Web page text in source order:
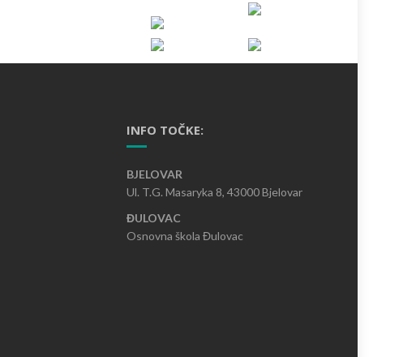
INFO TOČKE:
BJELOVAR
Ul. T.G. Masaryka 8, 43000 Bjelovar
ĐULOVAC
Osnovna škola Đulovac